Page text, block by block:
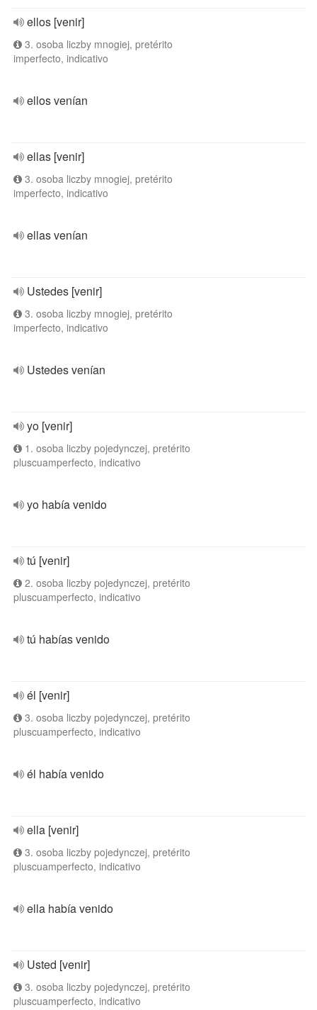
ellos [venir]
3. osoba liczby mnogiej, pretérito
imperfecto, indicativo
ellos venían
ellas [venir]
3. osoba liczby mnogiej, pretérito
imperfecto, indicativo
ellas venían
Ustedes [venir]
3. osoba liczby mnogiej, pretérito
imperfecto, indicativo
Ustedes venían
yo [venir]
1. osoba liczby pojedynczej, pretérito
pluscuamperfecto, indicativo
yo había venido
tú [venir]
2. osoba liczby pojedynczej, pretérito
pluscuamperfecto, indicativo
tú habías venido
él [venir]
3. osoba liczby pojedynczej, pretérito
pluscuamperfecto, indicativo
él había venido
ella [venir]
3. osoba liczby pojedynczej, pretérito
pluscuamperfecto, indicativo
ella había venido
Usted [venir]
3. osoba liczby pojedynczej, pretérito
pluscuamperfecto, indicativo